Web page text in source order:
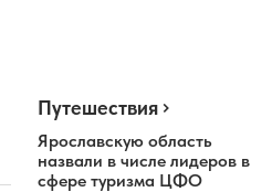
Путешествия
Ярославскую область
назвали в числе лидеров в
сфере туризма ЦФО